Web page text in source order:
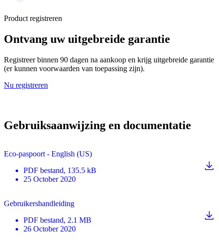
Product registreren
Ontvang uw uitgebreide garantie
Registreer binnen 90 dagen na aankoop en krijg uitgebreide garantie
(er kunnen voorwaarden van toepassing zijn).
Nu registreren
Gebruiksaanwijzing en documentatie
Eco-paspoort - English (US)
PDF bestand, 135.5 kB
25 October 2020
Gebruikershandleiding
PDF bestand, 2.1 MB
26 October 2020